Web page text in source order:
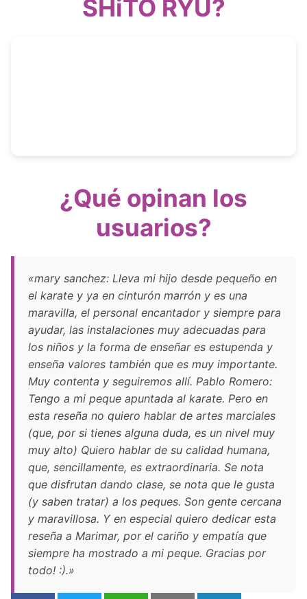
SHiTO RYU?
¿Qué opinan los
usuarios?
«mary sanchez: Lleva mi hijo desde pequeño en
el karate y ya en cinturón marrón y es una
maravilla, el personal encantador y siempre para
ayudar, las instalaciones muy adecuadas para
los niños y la forma de enseñar es estupenda y
enseña valores también que es muy importante.
Muy contenta y seguiremos allí. Pablo Romero:
Tengo a mi peque apuntada al karate. Pero en
esta reseña no quiero hablar de artes marciales
(que, por si tienes alguna duda, es un nivel muy
muy alto) Quiero hablar de su calidad humana,
que, sencillamente, es extraordinaria. Se nota
que disfrutan dando clase, se nota que le gusta
(y saben tratar) a los peques. Son gente cercana
y maravillosa. Y en especial quiero dedicar esta
reseña a Marimar, por el cariño y empatía que
siempre ha mostrado a mi peque. Gracias por
todo! :).»